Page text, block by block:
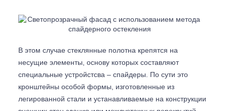
В этом случае стеклянные полотна крепятся на
несущие элементы, основу которых составляют
специальные устройстсва – спайдеры. По сути это
кронштейны особой формы, изготовленные из
легированной стали и устанавливаемые на конструкции